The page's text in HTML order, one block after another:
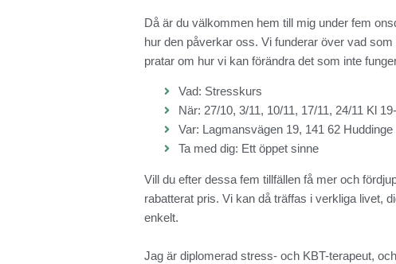
Då är du välkommen hem till mig under fem
hur den påverkar oss. Vi funderar över vad
pratar om hur vi kan förändra det som inte
Vad: Stresskurs
När: 27/10, 3/11, 10/11, 17/11, 24/11 Kl
Var: Lagmansvägen 19, 141 62 Huddinge
Ta med dig: Ett öppet sinne
Vill du efter dessa fem tillfällen få mer och
rabatterat pris. Vi kan då träffas i verkliga livet,
enkelt.
Jag är diplomerad stress- och KBT-terapeut,